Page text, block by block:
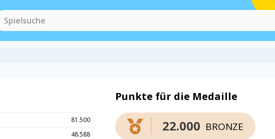
81.500
48.588
Punkte für die Medaille
BRONZE
22.000